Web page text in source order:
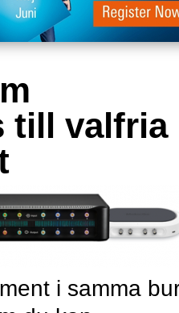
till valfria
i samma